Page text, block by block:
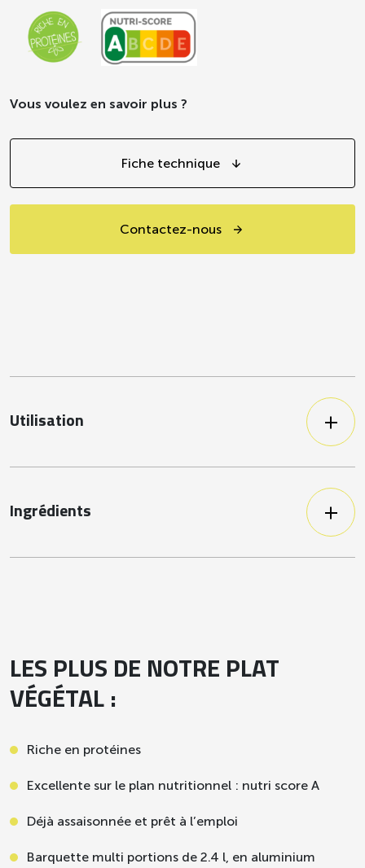
Vous voulez en savoir plus ?
Fiche technique
Contactez-nous
Utilisation
à 125°C.
Ingrédients
de pulpe de tomates en dés, de pâte,
LES PLUS DE NOTRE PLAT
VÉGÉTAL :
Riche en protéines
Excellente sur le plan nutritionnel : nutri score A
Déjà assaisonnée et prêt à l’emploi
Barquette multi portions de 2.4 l, en aluminium